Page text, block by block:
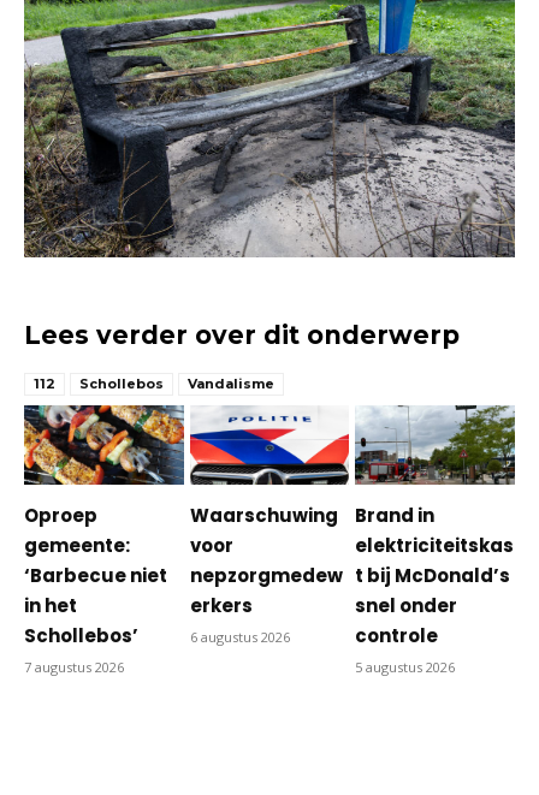
Lees verder over dit onderwerp
112 Schollebos Vandalisme
Oproep
gemeente:
‘Barbecue niet
in het
Schollebos’
7 augustus 2026
Waarschuwing
voor
nepzorgmedew
erkers
6 augustus 2026
Brand in
elektriciteitskas
t bij McDonald’s
snel onder
controle
5 augustus 2026